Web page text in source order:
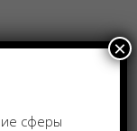
сферы
×